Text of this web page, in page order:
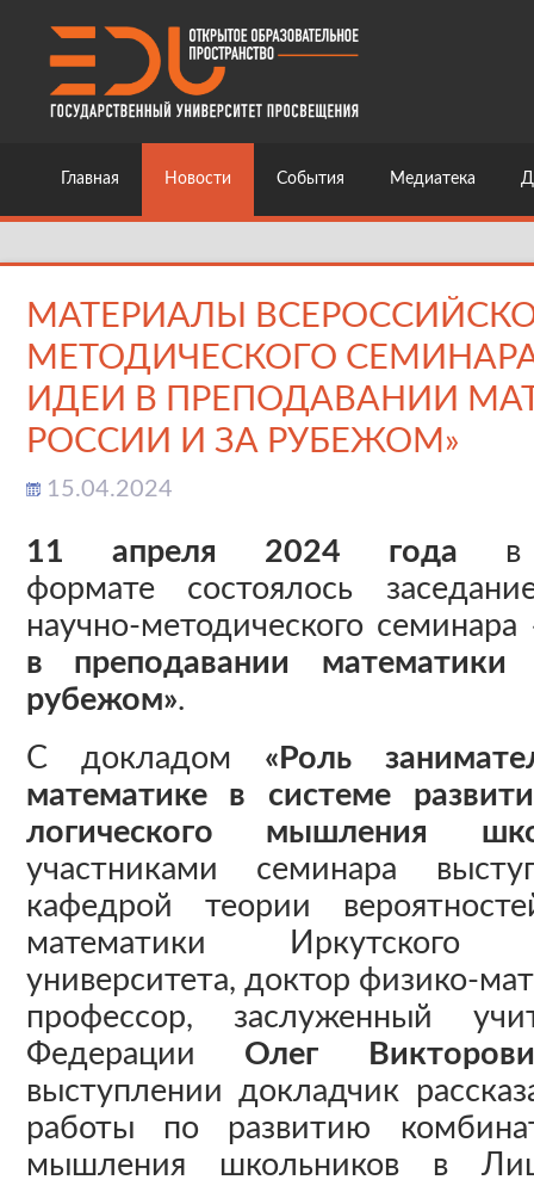
Главная Новости События Медиатека
МАТЕРИАЛЫ
МЕТОДИЧЕСКОГО
ИДЕИ В ПРЕПОДАВАНИИ
РОССИИ И ЗА РУБЕЖОМ»
15.04.2024
11 апреля 2024 года в
формате состоялось
научно-методического семинара
в преподавании
рубежом».
С докладом «Роль
математике в системе
логического мышления
участниками семинара
кафедрой теории
математики Иркутского
университета, доктор физико-
профессор, заслуженный
Федерации Олег
выступлении докладчик
работы по развитию
мышления школьников в